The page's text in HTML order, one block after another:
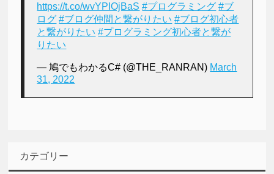
https://t.co/wvYPIOjBaS #プログラミング #ブ
ログ #ブログ仲間と繋がりたい #ブログ初心者
と繋がりたい #プログラミング初心者と繋が
りたい
— 鳩でもわかるC# (@THE_RANRAN) March
31, 2022
カテゴリー